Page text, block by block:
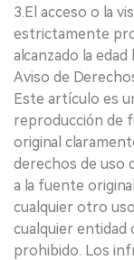
3.El acceso o la
estrictamente
alcanzado la edad
Aviso de
Este artículo es
reproducción de
original
derechos de uso
a la fuente
cualquier otro
cualquier
prohibido. Los